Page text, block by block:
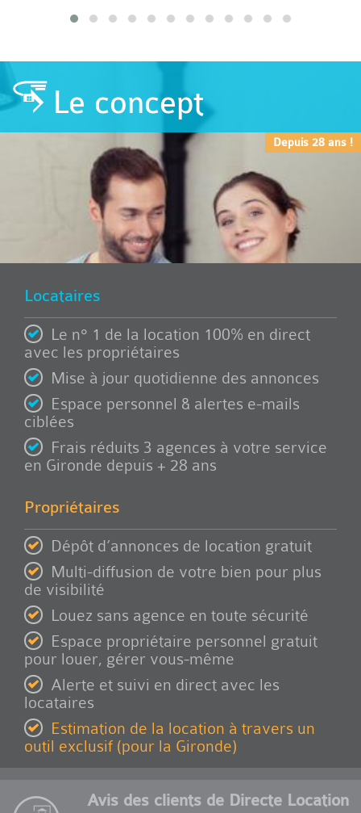
Le concept
Depuis 28 ans !
Locataires
Le n° 1 de la location 100% en direct
avec les propriétaires
Mise à jour quotidienne des annonces
Espace personnel & alertes e-mails
ciblées
Frais réduits 3 agences à votre service
en Gironde depuis + 28 ans
Propriétaires
Dépôt d’annonces de location gratuit
Multi-diffusion de votre bien pour plus
de visibilité
Louez sans agence en toute sécurité
Espace propriétaire personnel gratuit
pour louer, gérer vous-même
Alerte et suivi en direct avec les
locataires
Estimation de la location à travers un
outil exclusif (pour la Gironde)
Avis des clients de Directe Location